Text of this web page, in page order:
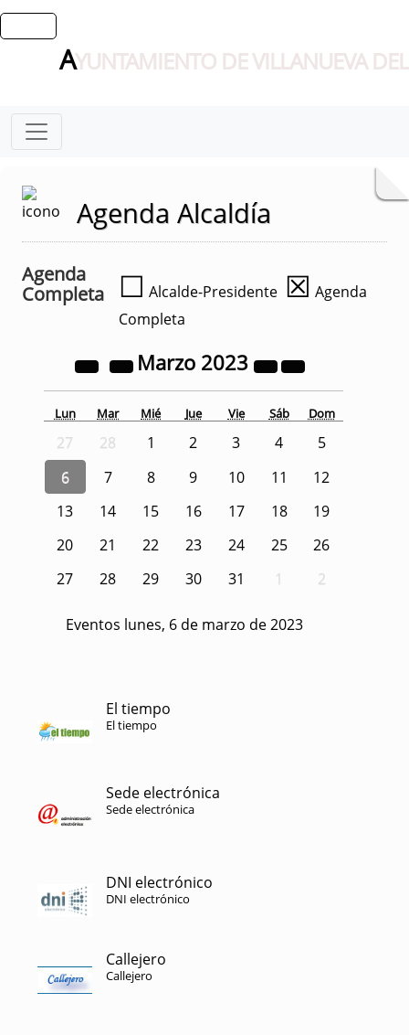
AYUNTAMIENTO DE VILLANUEVA
Agenda Alcaldía
Agenda
Completa
☐ Alcalde-Presidente ☒ Agenda
Completa
Marzo 2023
Lun Mar Mié Jue Vie Sáb Dom
27 28 1 2 3 4
5
6
7 8 9 10 11
12
13
14 15 16 17 18
19
20
21 22 23 24 25
26
27
28 29 30 31 1 2
Eventos lunes, 6 de marzo de 2023
El tiempo
El tiempo
Sede electrónica
Sede electrónica
DNI electrónico
DNI electrónico
Callejero
Callejero